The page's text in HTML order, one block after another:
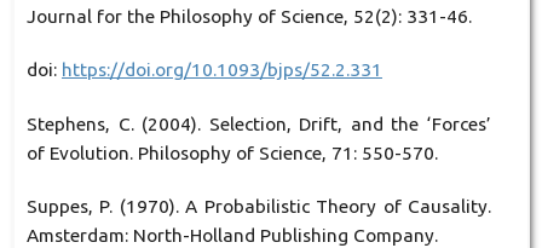
Journal for the Philosophy of Science, 52(2): 331-46.
doi: https://doi.org/10.1093/bjps/52.2.331
Stephens, C. (2004). Selection, Drift, and the ‘Forces’
of Evolution. Philosophy of Science, 71: 550-570.
Suppes, P. (1970). A Probabilistic Theory of Causality.
Amsterdam: North-Holland Publishing Company.